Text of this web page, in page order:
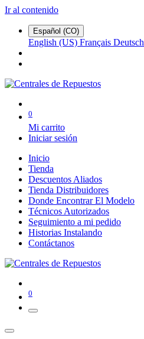
Ir al contenido
Español (CO)
English (US) Français Deutsch
0
Mi carrito
Iniciar sesión
Inicio
Tienda
Descuentos Aliados
Tienda Distribuidores
Donde Encontrar El Modelo
Técnicos Autorizados
Seguimiento a mi pedido
Historias Instalando
Contáctanos
0